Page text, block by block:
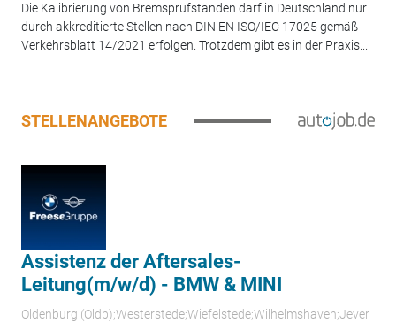
Die Kalibrierung von Bremsprüfständen darf in Deutschland nur
durch akkreditierte Stellen nach DIN EN ISO/IEC 17025 gemäß
Verkehrsblatt 14/2021 erfolgen. Trotzdem gibt es in der Praxis...
STELLENANGEBOTE
Assistenz der Aftersales-
Leitung(m/w/d) - BMW & MINI
Oldenburg (Oldb);Westerstede;Wiefelstede;Wilhelmshaven;Jever